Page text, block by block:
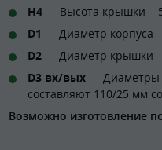
H4 — Высота крышки –
D1 — Диаметр корпуса
D2 — Диаметр крышки
D3 вх/вых — Диаметры
составляют 110/25 мм
Возможно изготовление